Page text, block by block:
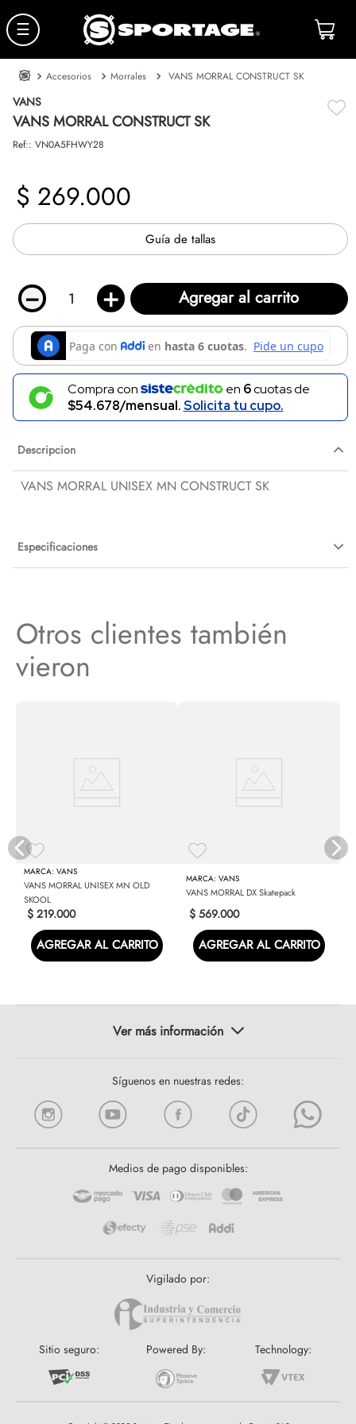
☰
Accesorios Morrales VANS MORRAL CONSTRUCT SK
VANS
VANS MORRAL CONSTRUCT SK
Ref:: VN0A5FHWY28
$ 269.000
Guía de tallas
＋
－ Agregar al carrito
Compra con en 6cuotas de
$54.678/mensual.Solicita tu cupo.
Descripcion
VANS MORRAL UNISEX MN CONSTRUCT SK
Especificaciones
Otros clientes también
vieron
VANS
VANS MORRAL UNISEX MN OLD
SKOOL
$ 219.000
AGREGAR AL CARRITO
VANS
VANS MORRAL DX Skatepack
$ 569.000
AGREGAR AL CARRITO
Síguenos en nuestras redes:
Medios de pago disponibles:
Vigilado por:
Sitio seguro: Powered By: Technology: